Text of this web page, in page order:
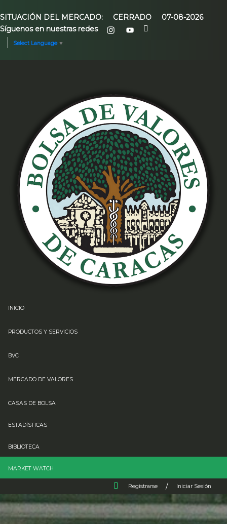
SITUACIÓN DEL MERCADO: CERRADO
07-08-2026
Síguenos en nuestras redes
Select Language ▼
INICIO
PRODUCTOS Y SERVICIOS
BVC
MERCADO DE VALORES
CASAS DE BOLSA
ESTADÍSTICAS
BIBLIOTECA
MARKET WATCH
Registrarse / Iniciar Sesión